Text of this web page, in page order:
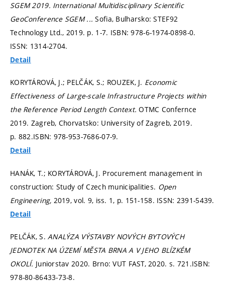
SGEM 2019. International Multidisciplinary Scientific
GeoConference SGEM ...Sofia, Bulharsko: STEF92
Technology Ltd., 2019. p. 1-7. ISBN: 978-6-1974-0898-0.
ISSN: 1314-2704.
Detail
KORYTÁROVÁ, J.; PELČÁK, S.; ROUZEK, J. Economic
Effectiveness of Large-scale Infrastructure Projects within
the Reference Period Length Context.OTMC Confernce
2019. Zagreb, Chorvatsko: University of Zagreb, 2019.
p. 882.ISBN: 978-953-7686-07-9.
Detail
HANÁK, T.; KORYTÁROVÁ, J. Procurement management in
construction: Study of Czech municipalities. Open
Engineering, 2019, vol. 9, iss. 1, p. 151-158. ISSN: 2391-5439.
Detail
PELČÁK, S.ANALÝZA VÝSTAVBY NOVÝCH BYTOVÝCH
JEDNOTEK NA ÚZEMÍ MĚSTA BRNA A V JEHO BLÍZKÉM
OKOLÍ. Juniorstav 2020. Brno: VUT FAST, 2020. s. 721.ISBN:
978-80-86433-73-8.